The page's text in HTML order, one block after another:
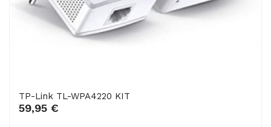
TP-Link TL-WPA4220 KIT
59,95 €
Engadir ao carro